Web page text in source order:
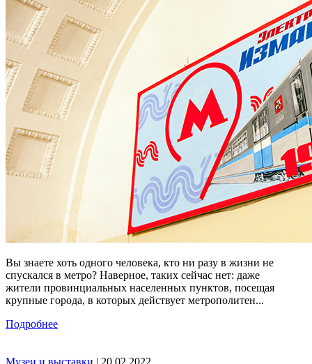
Вы знаете хоть одного человека, кто ни разу в жизни не
спускался в метро? Наверное, таких сейчас нет: даже
жители провинциальных населенных пунктов, посещая
крупные города, в которых действует метрополитен...
Подробнее